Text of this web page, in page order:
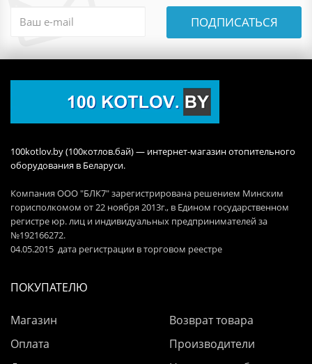
ПОДПИСАТЬСЯ
100kotlov.by (100котлов.бай) — интернет-магазин отопительного
оборудования в Беларуси.
Компания ООО "БЛК7" зарегистрирована решением Минским
горисполкомом от 22 ноября 2013г., в Едином государственном
регистре юр. лиц и индивидуальных предпринимателей за
№192166272.
04.05.2015 дата регистрации в торговом реестре
ПОКУПАТЕЛЮ
Магазин
Оплата
Возврат товара
Производители